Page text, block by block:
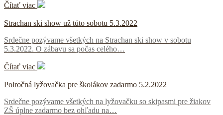
Čítať viac
Strachan ski show už túto sobotu 5.3.2022
Srdečne pozývame všetkých na Strachan ski show v sobotu
5.3.2022. O zábavu sa počas celého…
Čítať viac
Polročná lyžovačka pre školákov zadarmo 5.2.2022
Srdečne pozývame všetkých na lyžovačku so skipasmi pre žiakov
ZŠ úplne zadarmo bez ohľadu na…